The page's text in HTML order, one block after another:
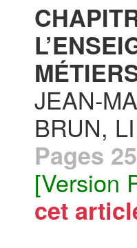
JEAN-
BRUN,
Pages
[Version
cet